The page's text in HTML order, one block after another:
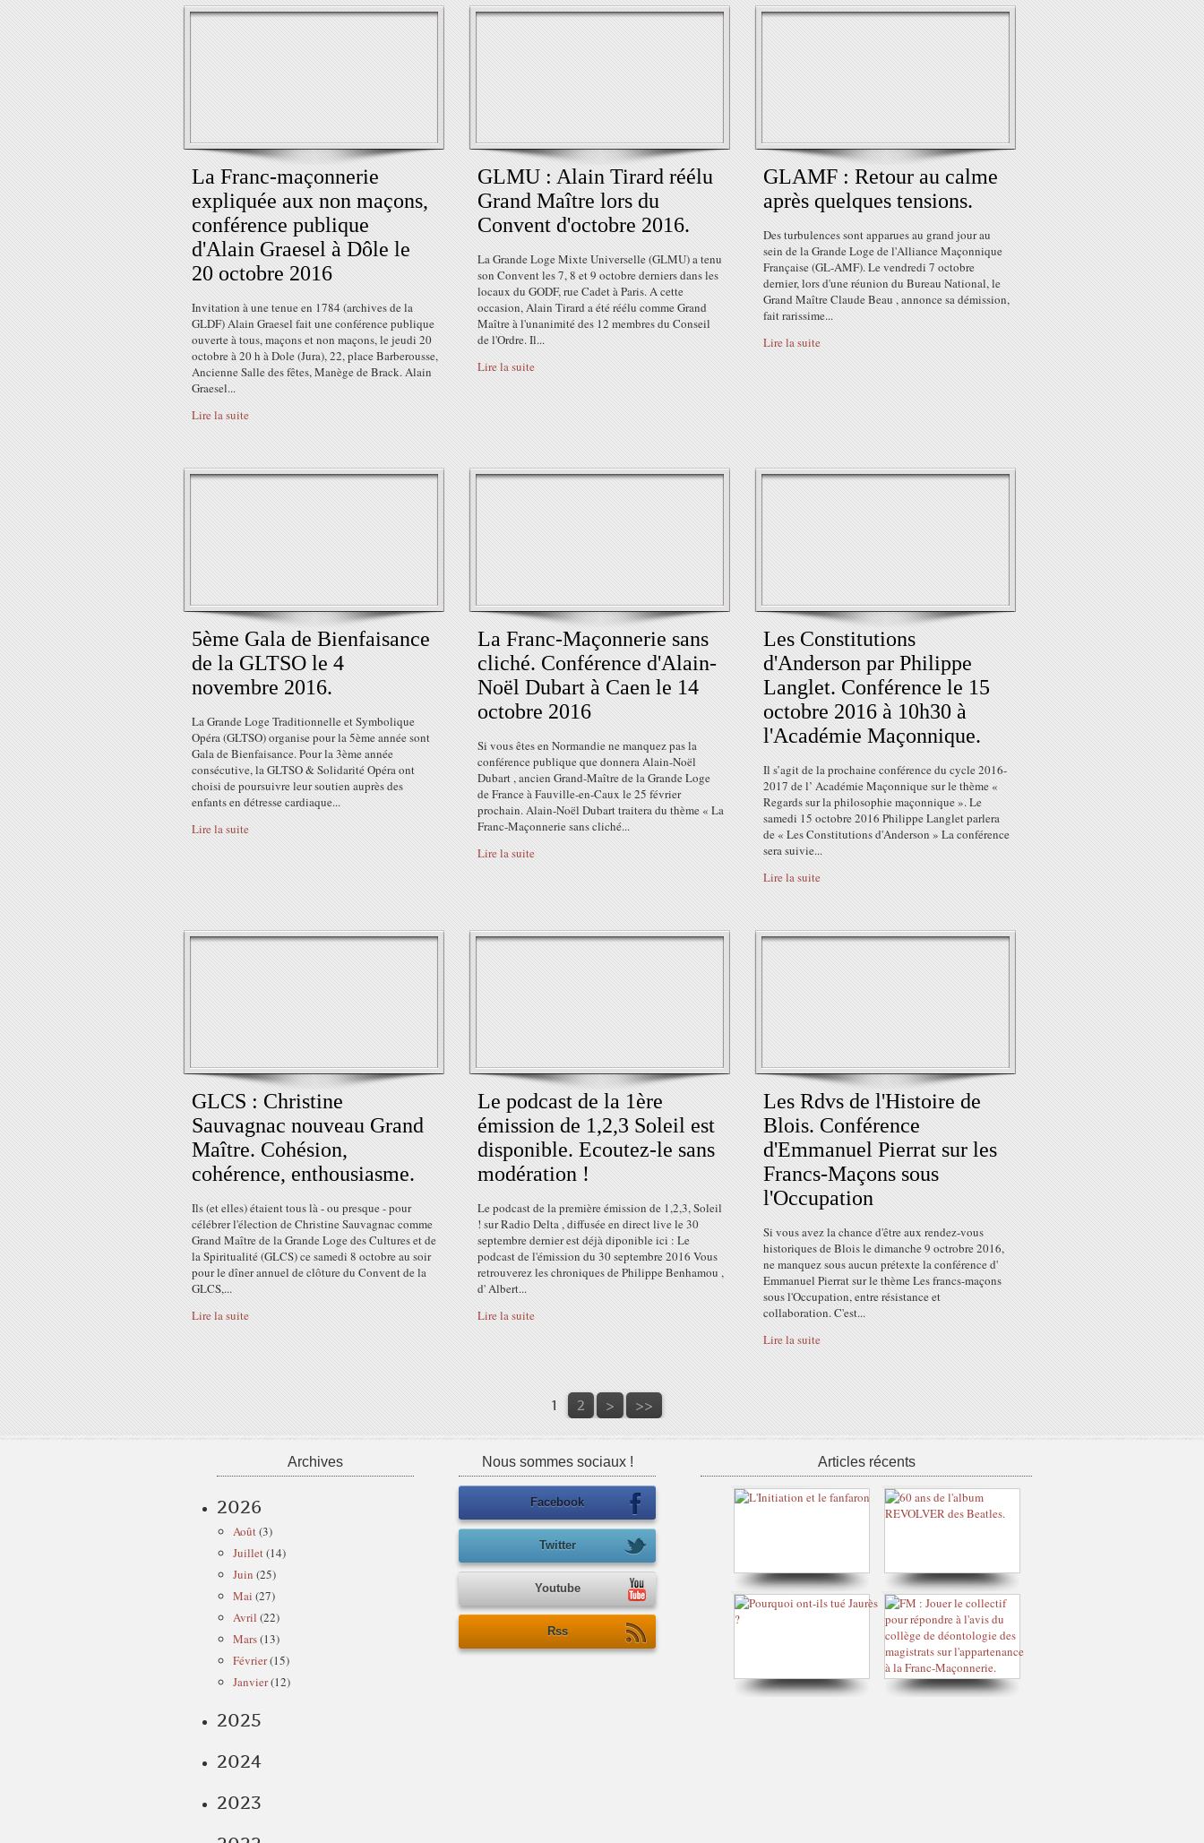
La Franc-maçonnerie
expliquée aux non maçons,
conférence publique
d'Alain Graesel à Dôle le
20 octobre 2016
Invitation à une tenue en 1784 (archives de la
GLDF) Alain Graesel fait une conférence publique
ouverte à tous, maçons et non maçons, le jeudi 20
octobre à 20 h à Dole (Jura), 22, place Barberousse,
Ancienne Salle des fêtes, Manège de Brack. Alain
Graesel...
Lire la suite
GLMU : Alain Tirard réélu
Grand Maître lors du
Convent d'octobre 2016.
La Grande Loge Mixte Universelle (GLMU) a tenu
son Convent les 7, 8 et 9 octobre derniers dans les
locaux du GODF, rue Cadet à Paris. A cette
occasion, Alain Tirard a été réélu comme Grand
Maître à l'unanimité des 12 membres du Conseil
de l'Ordre. Il...
Lire la suite
GLAMF : Retour au calme
après quelques tensions.
Des turbulences sont apparues au grand jour au
sein de la Grande Loge de l'Alliance Maçonnique
Française (GL-AMF). Le vendredi 7 octobre
dernier, lors d'une réunion du Bureau National, le
Grand Maître Claude Beau , annonce sa démission,
fait rarissime...
Lire la suite
5ème Gala de Bienfaisance
de la GLTSO le 4
novembre 2016.
La Grande Loge Traditionnelle et Symbolique
Opéra (GLTSO) organise pour la 5ème année sont
Gala de Bienfaisance. Pour la 3ème année
consécutive, la GLTSO & Solidarité Opéra ont
choisi de poursuivre leur soutien auprès des
enfants en détresse cardiaque...
Lire la suite
La Franc-Maçonnerie sans
cliché. Conférence d'Alain-
Noël Dubart à Caen le 14
octobre 2016
Si vous êtes en Normandie ne manquez pas la
conférence publique que donnera Alain-Noël
Dubart , ancien Grand-Maître de la Grande Loge
de France à Fauville-en-Caux le 25 février
prochain. Alain-Noël Dubart traitera du thème « La
Franc-Maçonnerie sans cliché...
Lire la suite
Les Constitutions
d'Anderson par Philippe
Langlet. Conférence le 15
octobre 2016 à 10h30 à
l'Académie Maçonnique.
Il s’agit de la prochaine conférence du cycle 2016-
2017 de l’ Académie Maçonnique sur le thème «
Regards sur la philosophie maçonnique ». Le
samedi 15 octobre 2016 Philippe Langlet parlera
de « Les Constitutions d'Anderson » La conférence
sera suivie...
Lire la suite
GLCS : Christine
Sauvagnac nouveau Grand
Maître. Cohésion,
cohérence, enthousiasme.
Ils (et elles) étaient tous là - ou presque - pour
célébrer l'élection de Christine Sauvagnac comme
Grand Maître de la Grande Loge des Cultures et de
la Spiritualité (GLCS) ce samedi 8 octobre au soir
pour le dîner annuel de clôture du Convent de la
GLCS,...
Lire la suite
Le podcast de la 1ère
émission de 1,2,3 Soleil est
disponible. Ecoutez-le sans
modération !
Le podcast de la première émission de 1,2,3, Soleil
! sur Radio Delta , diffusée en direct live le 30
septembre dernier est déjà diponible ici : Le
podcast de l'émission du 30 septembre 2016 Vous
retrouverez les chroniques de Philippe Benhamou ,
d' Albert...
Lire la suite
Les Rdvs de l'Histoire de
Blois. Conférence
d'Emmanuel Pierrat sur les
Francs-Maçons sous
l'Occupation
Si vous avez la chance d'être aux rendez-vous
historiques de Blois le dimanche 9 octrobre 2016,
ne manquez sous aucun prétexte la conférence d'
Emmanuel Pierrat sur le thème Les francs-maçons
sous l'Occupation, entre résistance et
collaboration. C'est...
Lire la suite
1 2 > >>
Archives
2026
Août(3)
Juillet(14)
Juin (25)
Mai (27)
Avril (22)
Mars(13)
Février(15)
Janvier(12)
2025
2024
2023
Nous sommes sociaux !
Facebook
Twitter
Youtube
Rss
Articles récents